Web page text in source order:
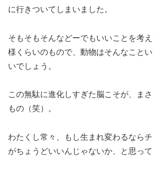
に行きついてしまいました。
そもそもそんなどーでもいいことを考
様くらいのもので、動物はそんなこと
いでしょう。
この無駄に進化しすぎた脳こそが、ま
もの（笑）。
わたくし常々、もし生まれ変わるなら
がちょうどいいんじゃないか、と思って